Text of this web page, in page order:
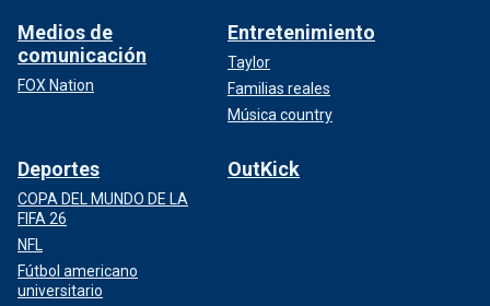
Medios de
comunicación
FOX Nation
Entretenimiento
Taylor
Familias reales
Música country
Deportes
COPA DEL MUNDO DE LA
FIFA 26
NFL
Fútbol americano
universitario
OutKick